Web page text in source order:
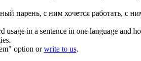
парень, с ним хочется работать, с
in a sentence in one language and
option orwrite to us.